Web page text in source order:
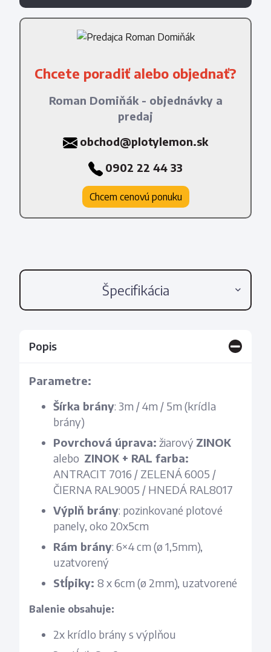
Chcete poradiť alebo objednať?
Roman Domiňák - objednávky a
predaj
obchod@plotylemon.sk
0902 22 44 33
Chcem cenovú ponuku
Špecifikácia
Popis
Parametre:
Šírka brány: 3m / 4m / 5m (krídla
brány)
Povrchová úprava: žiarový ZINOK
alebo ZINOK + RAL farba:
ANTRACIT 7016 / ZELENÁ 6005 /
ČIERNA RAL9005 / HNEDÁ RAL8017
Výplň brány: pozinkované plotové
panely, oko 20x5cm
Rám brány: 6×4 cm (ø 1,5mm),
uzatvorený
Stĺpiky: 8 x 6cm (ø 2mm), uzatvorené
Balenie obsahuje:
2x krídlo brány s výplňou